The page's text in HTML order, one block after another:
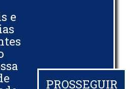
Foz do
Amazonas
REUTERS
01 ABR 2026
e
PROSSEGUIR